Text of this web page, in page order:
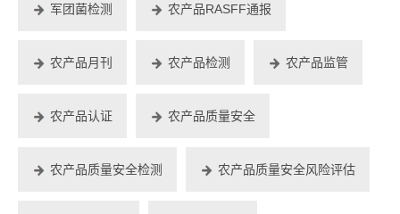
军团菌检测 农产品RASFF通报
农产品月刊 农产品检测 农产品监管
农产品认证 农产品质量安全
农产品质量安全检测 农产品质量安全风险评估